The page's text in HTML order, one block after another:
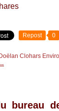
Repost 0
Clohars
bureau